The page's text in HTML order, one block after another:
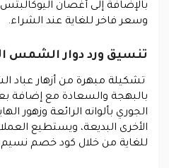
بالإضافة إلى أغصان
وسعر فاخر للغاية عند الشراء.
تنسيق ورد دوار الشمس
تشكيلة مبهرة من أزهار عباد
بالبهجة والسعادة مع إضافة
الجوري بألوانه الرائعة وزهور
الأخرى البديعة، ويستطيع
للغاية من خلال كود خصم نسيم